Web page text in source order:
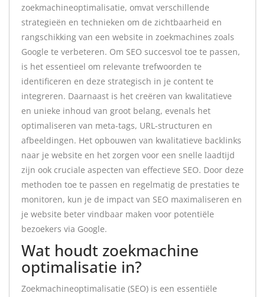
zoekmachineoptimalisatie, omvat verschillende
strategieën en technieken om de zichtbaarheid en
rangschikking van een website in zoekmachines zoals
Google te verbeteren. Om SEO succesvol toe te passen,
is het essentieel om relevante trefwoorden te
identificeren en deze strategisch in je content te
integreren. Daarnaast is het creëren van kwalitatieve
en unieke inhoud van groot belang, evenals het
optimaliseren van meta-tags, URL-structuren en
afbeeldingen. Het opbouwen van kwalitatieve backlinks
naar je website en het zorgen voor een snelle laadtijd
zijn ook cruciale aspecten van effectieve SEO. Door deze
methoden toe te passen en regelmatig de prestaties te
monitoren, kun je de impact van SEO maximaliseren en
je website beter vindbaar maken voor potentiële
bezoekers via Google.
Wat houdt zoekmachine
optimalisatie in?
Zoekmachineoptimalisatie (SEO) is een essentiële